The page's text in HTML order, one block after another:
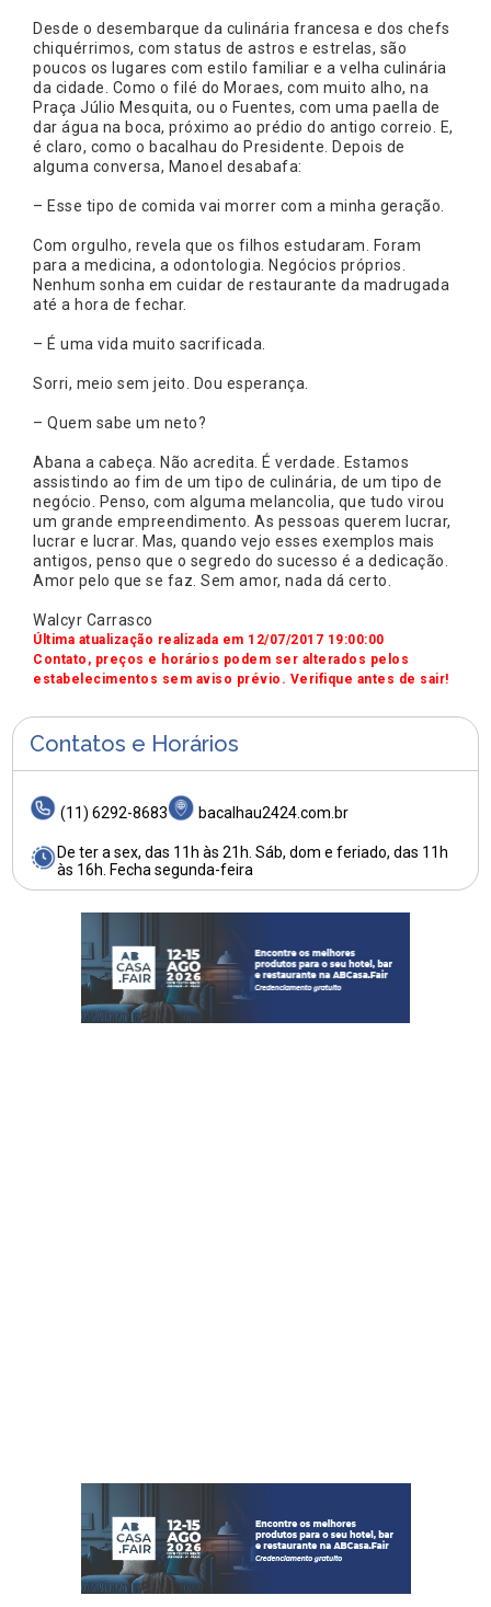
Desde o desembarque da culinária francesa e dos chefs
chiquérrimos, com status de astros e estrelas, são
poucos os lugares com estilo familiar e a velha culinária
da cidade. Como o filé do Moraes, com muito alho, na
Praça Júlio Mesquita, ou o Fuentes, com uma paella de
dar água na boca, próximo ao prédio do antigo correio. E,
é claro, como o bacalhau do Presidente. Depois de
alguma conversa, Manoel desabafa:
– Esse tipo de comida vai morrer com a minha geração.
Com orgulho, revela que os filhos estudaram. Foram
para a medicina, a odontologia. Negócios próprios.
Nenhum sonha em cuidar de restaurante da madrugada
até a hora de fechar.
– É uma vida muito sacrificada.
Sorri, meio sem jeito. Dou esperança.
– Quem sabe um neto?
Abana a cabeça. Não acredita. É verdade. Estamos
assistindo ao fim de um tipo de culinária, de um tipo de
negócio. Penso, com alguma melancolia, que tudo virou
um grande empreendimento. As pessoas querem lucrar,
lucrar e lucrar. Mas, quando vejo esses exemplos mais
antigos, penso que o segredo do sucesso é a dedicação.
Amor pelo que se faz. Sem amor, nada dá certo.
Walcyr Carrasco
Última atualização realizada em 12/07/2017 19:00:00
Contato, preços e horários podem ser alterados pelos
estabelecimentos sem aviso prévio. Verifique antes de sair!
Contatos e Horários
(11) 6292-8683 bacalhau2424.com.br
De ter a sex, das 11h às 21h. Sáb, dom e feriado, das 11h
às 16h. Fecha segunda-feira